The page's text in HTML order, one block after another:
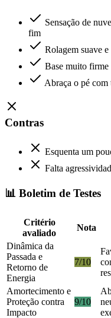
Sensação de
fim
Rolagem suave e
Base muito firme
Abraça o pé com
Contras
Esquenta um
Falta
📊 Boletim de Testes
Critério
avaliado
Nota
Dinâmica da
Passada e
Retorno de
Energia
7/10
Amortecimento e
Proteção contra
Impacto
9/10